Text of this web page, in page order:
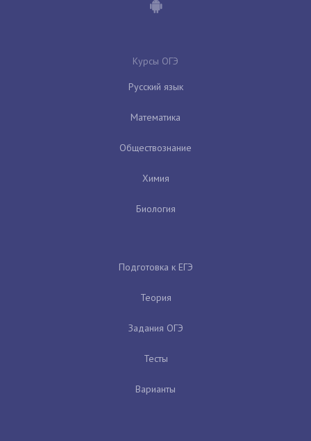
Курсы ОГЭ
Русский язык
Математика
Обществознание
Химия
Биология
Подготовка к ЕГЭ
Теория
Задания ОГЭ
Тесты
Варианты